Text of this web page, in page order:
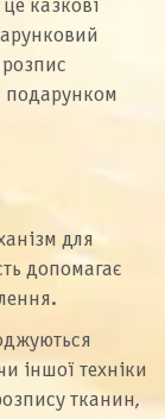
казкові
подарунком
для
допомагає
іншої техніки
тканин,